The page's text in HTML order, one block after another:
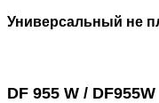
Универсальный не
DF 955 W / DF955W